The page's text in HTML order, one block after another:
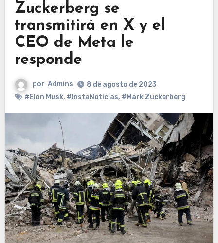
Zuckerberg se
transmitirá en X y el
CEO de Meta le
responde
por Admins
8 de agosto de 2023
#Elon Musk, #InstaNoticias, #Mark Zuckerberg